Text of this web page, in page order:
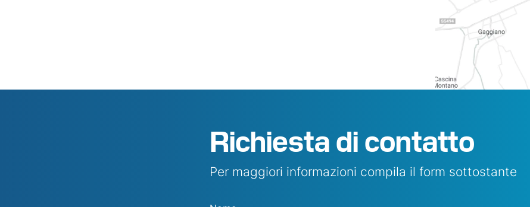
Richiesta di contatto
Per maggiori informazioni compila il form sottostante